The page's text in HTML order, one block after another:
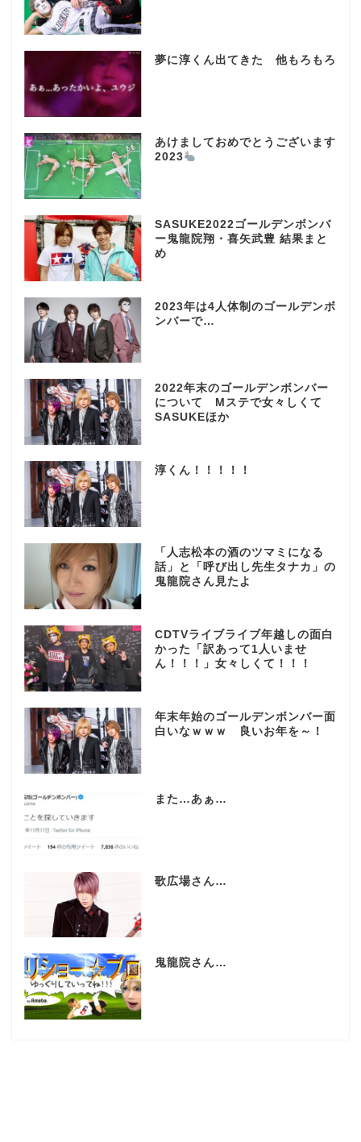
夢に淳くん出てきた 他もろもろ
あけましておめでとうございます
2023
SASUKE2022ゴールデンボンバ
ー鬼龍院翔・喜矢武豊 結果まと
め
2023年は4人体制のゴールデンボ
ンバーで…
2022年末のゴールデンボンバー
について Mステで女々しくて
SASUKEほか
淳くん！！！！！
「人志松本の酒のツマミになる
話」と「呼び出し先生タナカ」の
鬼龍院さん見たよ
CDTVライブライブ年越しの面白
かった「訳あって1人いませ
ん！！！」女々しくて！！！
年末年始のゴールデンボンバー面
白いなｗｗｗ 良いお年を～！
また…あぁ…
歌広場さん…
鬼龍院さん…